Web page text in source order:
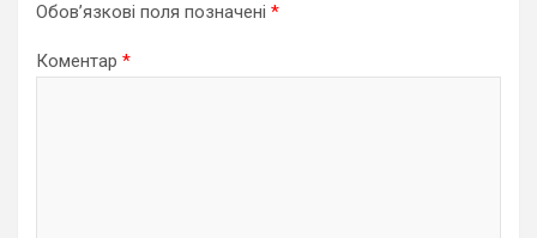
Обов’язкові поля позначені *
Коментар *